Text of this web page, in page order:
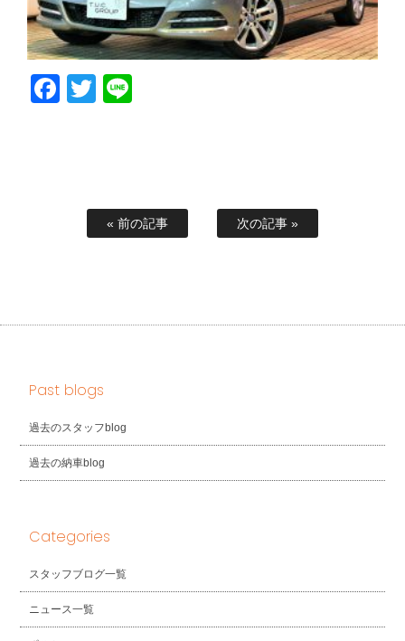
Facebook
Twitter
« 前の記事 次の記事 »
Past blogs
過去のスタッフblog
過去の納車blog
Categories
スタッフブログ一覧
ニュース一覧